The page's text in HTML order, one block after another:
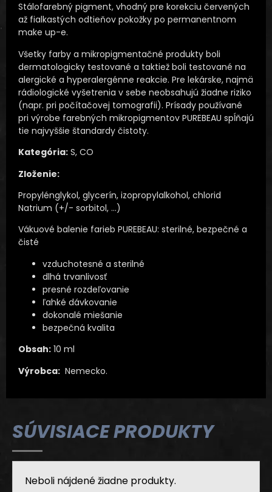
Stálofarebný pigment, vhodný pre korekciu červených
až fialkastých odtieňov pokožky po permanentnom
make up-e.
Všetky farby a mikropigmentačné produkty boli
dermatologicky testované a taktiež boli testované na
alergické a hyperalergénne reakcie. Pre lekárske, najmä
rádiologické vyšetrenia v sebe neobsahujú žiadne riziko
(napr. pri počítačovej tomografii). Prísady používané
pri výrobe farebných mikropigmentov PUREBEAU spĺňajú
tie najvyššie štandardy čistoty.
Kategória: S, CO
Zloženie:
Propylénglykol, glycerín, izopropylalkohol, chlorid
Natrium (+/- sorbitol, …)
Vákuové balenie farieb PUREBEAU: sterilné, bezpečné a
čisté
vzduchotesné a sterilné
dlhá trvanlivosť
presné rozdeľovanie
ľahké dávkovanie
dokonalé miešanie
bezpečná kvalita
Obsah: 10 ml
Výrobca: Nemecko.
SÚVISIACE PRODUKTY
Neboli nájdené žiadne produkty.